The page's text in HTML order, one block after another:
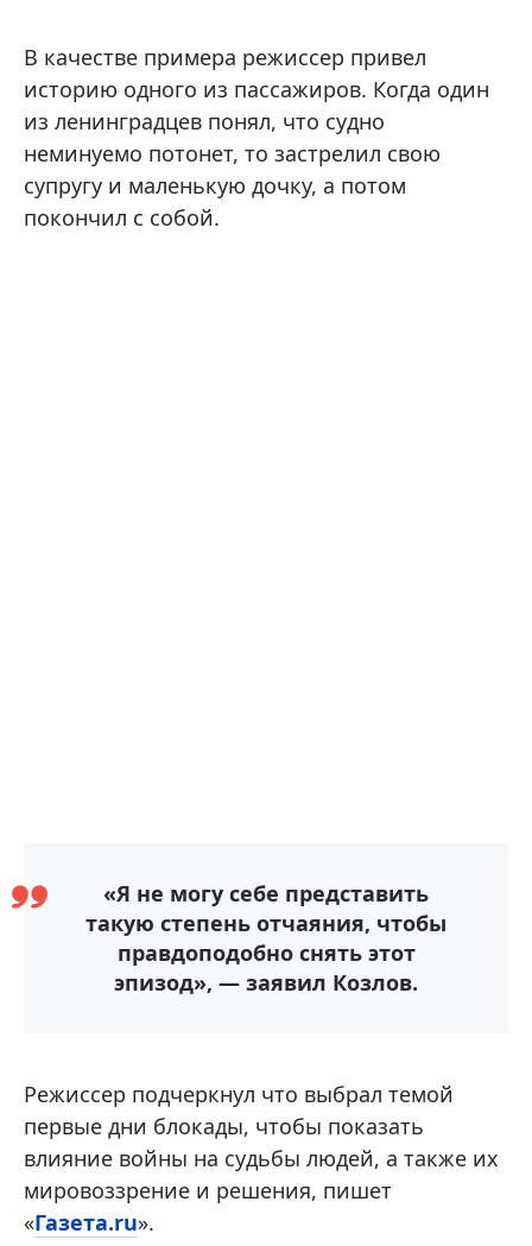
В качестве примера режиссер привел
историю одного из пассажиров. Когда один
из ленинградцев понял, что судно
неминуемо потонет, то застрелил свою
супругу и маленькую дочку, а потом
покончил с собой.
«Я не могу себе представить
такую степень отчаяния, чтобы
правдоподобно снять этот
эпизод», — заявил Козлов.
Режиссер подчеркнул что выбрал темой
первые дни блокады, чтобы показать
влияние войны на судьбы людей, а также их
мировоззрение и решения, пишет
«Газета.ru».